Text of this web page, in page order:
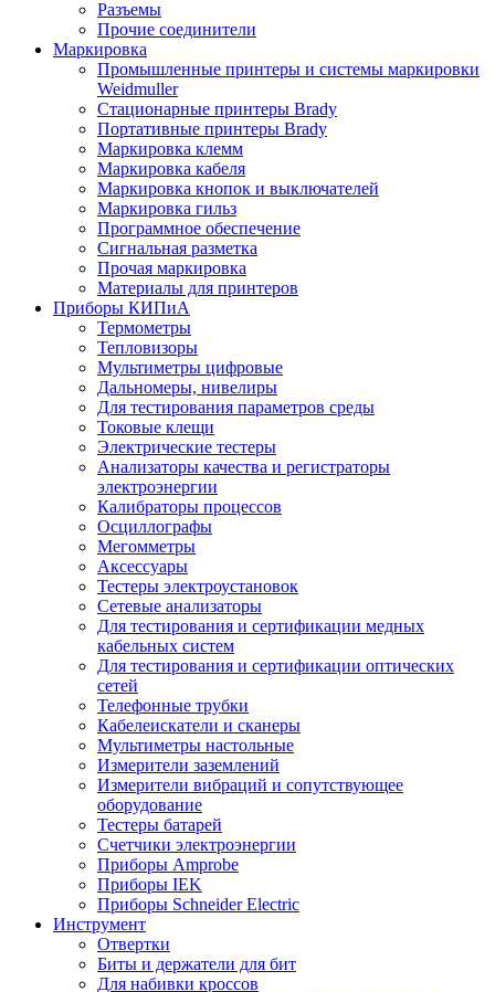
Разъемы
Прочие соединители
Маркировка
Промышленные принтеры и системы маркировки
Weidmuller
Стационарные принтеры Brady
Портативные принтеры Brady
Маркировка клемм
Маркировка кабеля
Маркировка кнопок и выключателей
Маркировка гильз
Программное обеспечение
Сигнальная разметка
Прочая маркировка
Материалы для принтеров
Приборы КИПиА
Термометры
Тепловизоры
Мультиметры цифровые
Дальномеры, нивелиры
Для тестирования параметров среды
Токовые клещи
Электрические тестеры
Анализаторы качества и регистраторы
электроэнергии
Калибраторы процессов
Осциллографы
Мегомметры
Аксессуары
Тестеры электроустановок
Сетевые анализаторы
Для тестирования и сертификации медных
кабельных систем
Для тестирования и сертификации оптических
сетей
Телефонные трубки
Кабелеискатели и сканеры
Мультиметры настольные
Измерители заземлений
Измерители вибраций и сопутствующее
оборудование
Тестеры батарей
Счетчики электроэнергии
Приборы Amprobe
Приборы IEK
Приборы Schneider Electric
Инструмент
Отвертки
Биты и держатели для бит
Для набивки кроссов